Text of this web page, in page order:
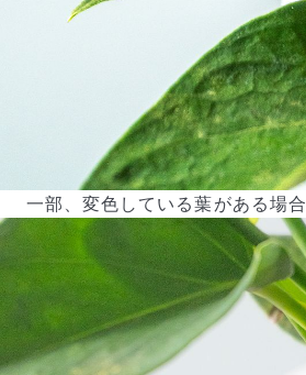
一部、変色している葉がある場合